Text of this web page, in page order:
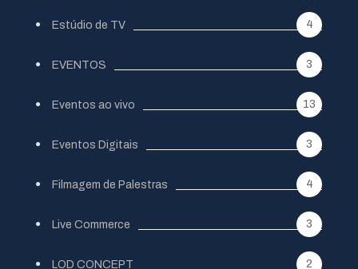
Estúdio de TV 4
EVENTOS 3
Eventos ao vivo 13
Eventos Digitais 3
Filmagem de Palestras 4
Live Commerce 3
LOD CONCEPT 2